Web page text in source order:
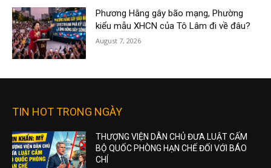
Phương Hằng gây bão mạng, Phường
kiểu mẫu XHCN của Tô Lâm đi về đâu?
August 7, 2026
TIN HOT TRONG NGÀY
THƯỢNG VIỆN DÂN CHỦ ĐƯA LUẬT CẤM
BỘ QUỐC PHÒNG HẠN CHẾ ĐỐI VỚI BÁO
CHÍ